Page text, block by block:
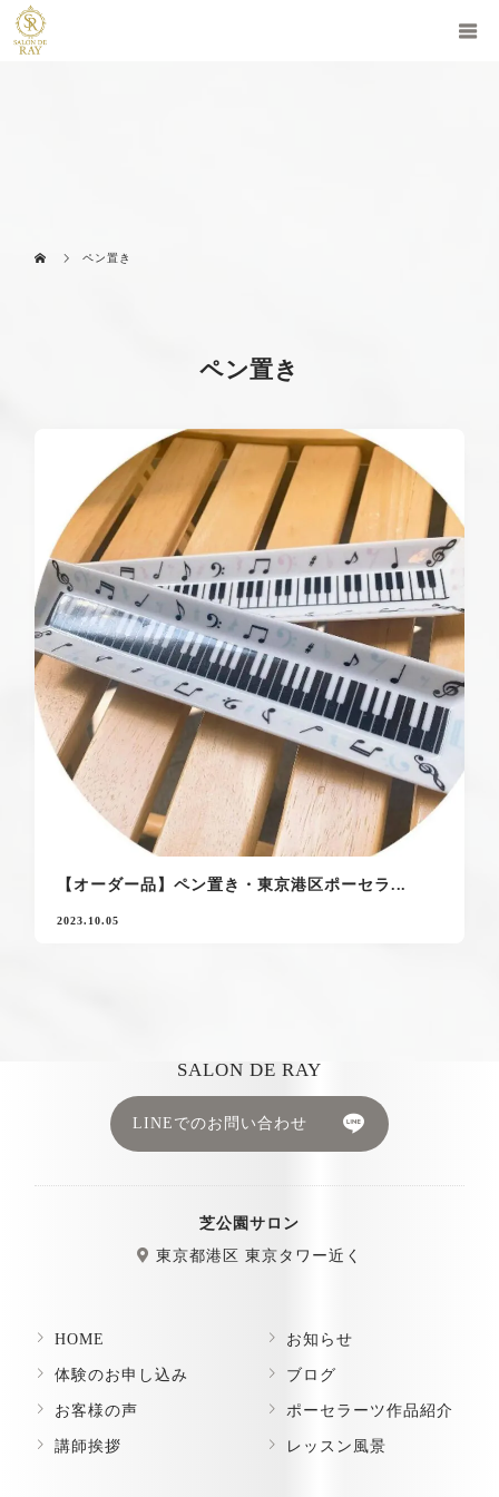
ペン置き
ペン置き
【オーダー品】ペン置き・東京港区ポーセラ...
2023.10.05
SALON DE RAY
LINEでのお問い合わせ
芝公園サロン
東京都港区 東京タワー近く
HOME
体験のお申し込み
お客様の声
講師挨拶
お知らせ
ブログ
ポーセラーツ作品紹介
レッスン風景